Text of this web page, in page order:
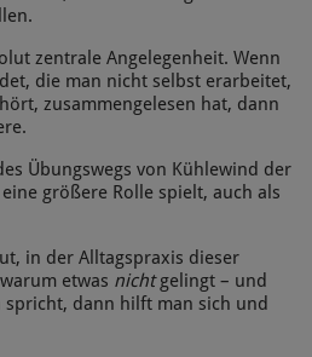
zentrale Angelegenheit. Wenn
die man nicht selbst erarbeitet,
zusammengelesen hat, dann
Übungswegs von Kühlewind der
größere Rolle spielt, auch als
in der Alltagspraxis dieser
etwas nichtgelingt – und
dann hilft man sich und